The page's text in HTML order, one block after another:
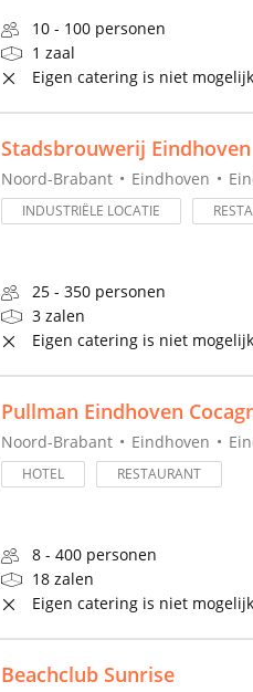
10 - 100 personen
1 zaal
Eigen catering is niet mogelijk
Stadsbrouwerij Eindhoven
Noord-Brabant Eindhoven
INDUSTRIËLE LOCATIE
25 - 350 personen
3 zalen
Eigen catering is niet mogelijk
Pullman Eindhoven
Noord-Brabant Eindhoven
HOTEL RESTAURANT
8 - 400 personen
18 zalen
Eigen catering is niet mogelijk
Beachclub Sunrise